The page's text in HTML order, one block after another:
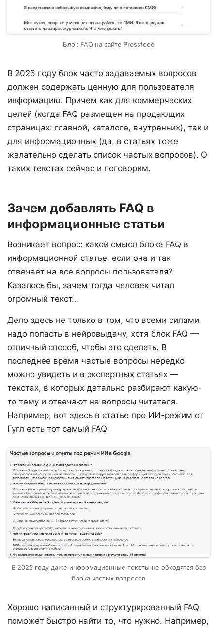
Блок FAQ на сайте Pressfeed
В 2026 году блок часто задаваемых вопросов
должен содержать ценную для пользователя
информацию. Причем как для коммерческих
целей (когда FAQ размещен на продающих
страницах: главной, каталоге, внутренних), так и
для информационных (да, в статьях тоже
желательно сделать список частых вопросов). О
таких текстах сейчас и поговорим.
Зачем добавлять FAQ в
информационные статьи
Возникает вопрос: какой смысл блока FAQ в
информационной статье, если она и так
отвечает на все вопросы пользователя?
Казалось бы, зачем тогда человек читал
огромный текст…
Дело здесь не только в том, что всеми силами
надо попасть в нейровыдачу, хотя блок FAQ —
отличный способ, чтобы это сделать. В
последнее время частые вопросы нередко
можно увидеть и в экспертных статьях —
текстах, в которых детально разбирают какую-
то тему и отвечают на вопросы читателя.
Например, вот здесь в статье про ИИ-режим от
Гугл есть тот самый FAQ:
В 2025 году даже информационные тексты не обходятся без
блока частых вопросов
Хорошо написанный и структурированный FAQ
поможет быстро найти то, что нужно. Например,